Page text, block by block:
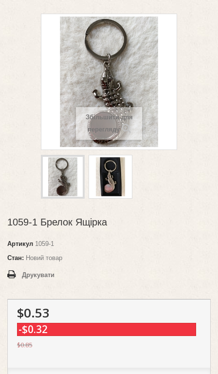
Збільшити для
перегляду
1059-1 Брелок Ящірка
Артикул 1059-1
Стан: Новий товар
Друкувати
$0.53
-$0.32
$0.85